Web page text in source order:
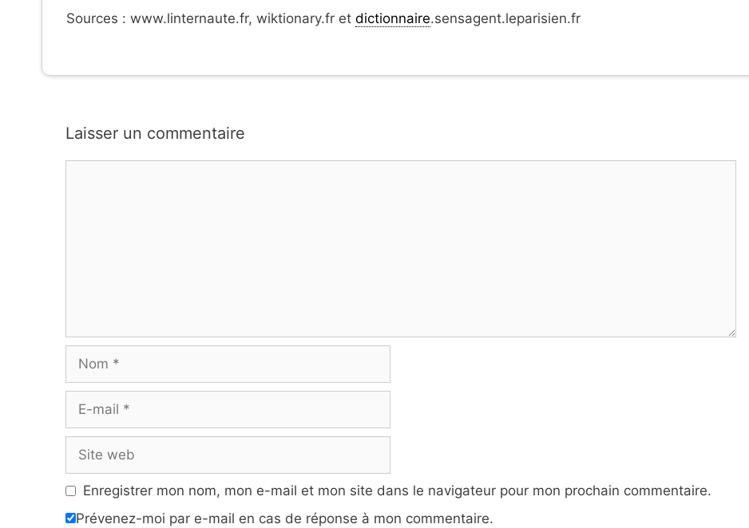
Sources : www.linternaute.fr, wiktionary.fr et dictionnaire.sensagent.leparisien.fr
Laisser un commentaire
mail
web
Enregistrer mon nom, mon e-mail et mon site dans le navigateur pour mon prochain commentaire.
Prévenez-moi par e-mail en cas de réponse à mon commentaire.